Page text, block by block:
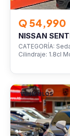
Q 54,990
NISSAN
CATEGORÍA:
Cilindraje: 1.8cl
VEHÍCULOS